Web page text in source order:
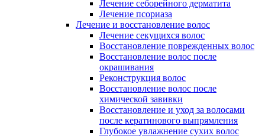
Лечение себорейного дерматита
Лечение псориаза
Лечение и восстановление волос
Лечение секущихся волос
Восстановление поврежденных волос
Восстановление волос после
окрашивания
Реконструкция волос
Восстановление волос после
химической завивки
Восстановление и уход за волосами
после кератинового выпрямления
Глубокое увлажнение сухих волос